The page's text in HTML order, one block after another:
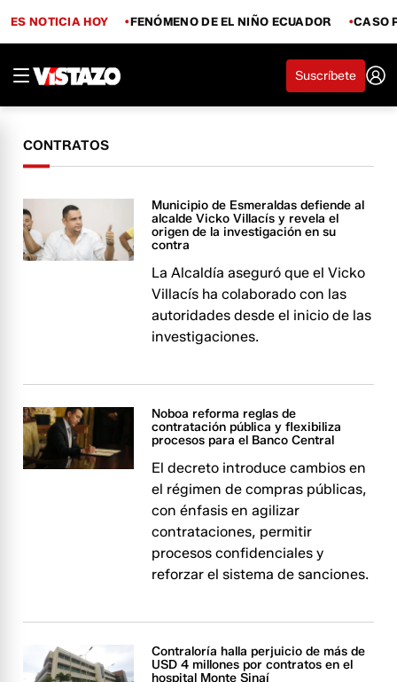
ES NOTICIA HOY FENÓMENO DE EL NIÑO ECUADOR CASO
Suscríbete
CONTRATOS
Municipio de Esmeraldas defiende al
alcalde Vicko Villacís y revela el
origen de la investigación en su
contra
La Alcaldía aseguró que el Vicko
Villacís ha colaborado con las
autoridades desde el inicio de las
investigaciones.
Noboa reforma reglas de
contratación pública y flexibiliza
procesos para el Banco Central
El decreto introduce cambios en
el régimen de compras públicas,
con énfasis en agilizar
contrataciones, permitir
procesos confidenciales y
reforzar el sistema de sanciones.
Contraloría halla perjuicio de más de
USD 4 millones por contratos en el
hospital Monte Sinaí